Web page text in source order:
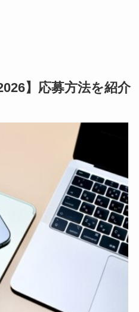
】応募方法を紹介